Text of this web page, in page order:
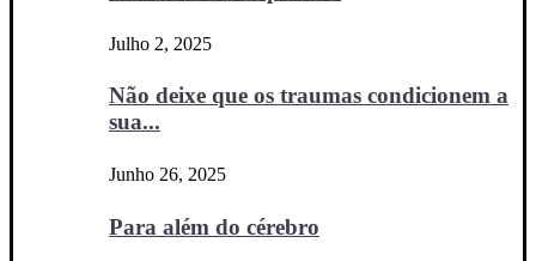
Julho 2, 2025
Não deixe que os traumas condicionem a
sua...
Junho 26, 2025
Para além do cérebro